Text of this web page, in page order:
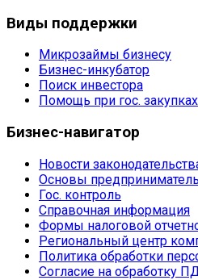
Виды поддержки
Микрозаймы бизнесу
Бизнес-инкубатор
Поиск инвестора
Помощь при гос. закупках
Бизнес-навигатор
Новости
Основы
Гос. контроль
Справочная информация
Формы налоговой
Региональный центр
Политика обработки
Согласие на обработку